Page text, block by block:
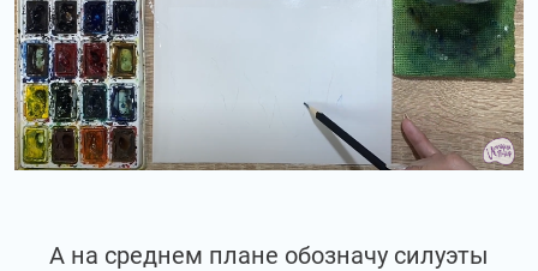
А на среднем плане обозначу силуэты